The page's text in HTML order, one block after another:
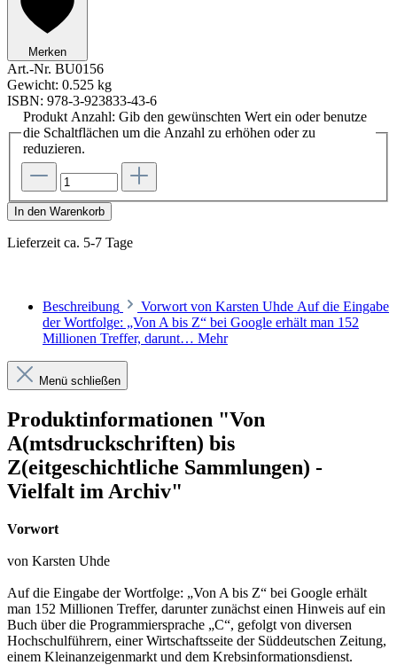
Merken
Art.-Nr. BU0156
Gewicht: 0.525 kg
ISBN: 978-3-923833-43-6
Produkt Anzahl: Gib den gewünschten Wert ein oder benutze
die Schaltflächen um die Anzahl zu erhöhen oder zu
reduzieren.
In den Warenkorb
Lieferzeit ca. 5-7 Tage
Beschreibung
Vorwort von Karsten Uhde Auf die Eingabe
der Wortfolge: „Von A bis Z“ bei Google erhält man 152
Millionen Treffer, darunt… Mehr
Menü schließen
Produktinformationen "Von
A(mtsdruckschriften) bis
Z(eitgeschichtliche Sammlungen) -
Vielfalt im Archiv"
Vorwort
von Karsten Uhde
Auf die Eingabe der Wortfolge: „Von A bis Z“ bei Google erhält
man 152 Millionen Treffer, darunter zunächst einen Hinweis auf ein
Buch über die Programmiersprache „C“, gefolgt von diversen
Hochschulführern, einer Wirtschaftsseite der Süddeutschen Zeitung,
einem Kleinanzeigenmarkt und dem Krebsinformationsdienst.